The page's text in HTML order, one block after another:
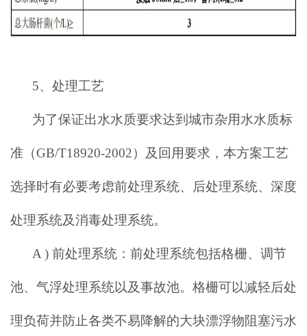
5、 处理工艺
为了保证出水水质要求达到城市杂用水水质标
准（GB/T18920-2002）及回用要求，本方案工艺
选择时有必要考虑前处理系统、后处理系统、深度
处理系统及消毒处理系统。
A ) 前处理系统：前处理系统包括格栅、调节
池、气浮处理系统以及事故池。格栅可以减轻后处
理负荷并防止各类不易降解的大块漂浮物阻塞污水